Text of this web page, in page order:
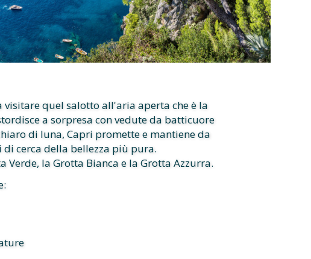
quel salotto all'aria aperta che è la
a sorpresa con vedute da batticuore
di luna, Capri promette e mantiene da
cerca della bellezza più pura.
Verde, la Grotta Bianca e la Grotta Azzurra.